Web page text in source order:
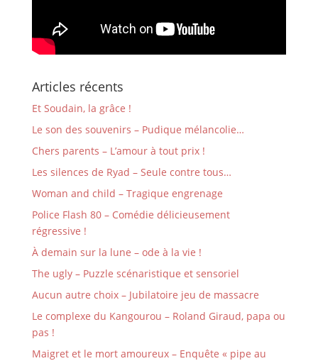
Articles récents
Et Soudain, la grâce !
Le son des souvenirs – Pudique mélancolie…
Chers parents – L’amour à tout prix !
Les silences de Ryad – Seule contre tous…
Woman and child – Tragique engrenage
Police Flash 80 – Comédie délicieusement
régressive !
À demain sur la lune – ode à la vie !
The ugly – Puzzle scénaristique et sensoriel
Aucun autre choix – Jubilatoire jeu de massacre
Le complexe du Kangourou – Roland Giraud, papa ou
pas !
Maigret et le mort amoureux – Enquête « pipe au